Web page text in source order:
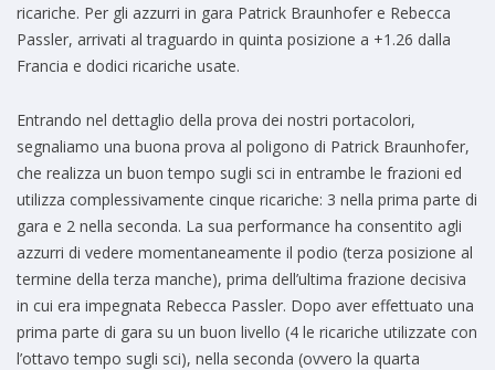
ricariche. Per gli azzurri in gara Patrick Braunhofer e Rebecca
Passler, arrivati al traguardo in quinta posizione a +1.26 dalla
Francia e dodici ricariche usate.
Entrando nel dettaglio della prova dei nostri portacolori,
segnaliamo una buona prova al poligono di Patrick Braunhofer,
che realizza un buon tempo sugli sci in entrambe le frazioni ed
utilizza complessivamente cinque ricariche: 3 nella prima parte di
gara e 2 nella seconda. La sua performance ha consentito agli
azzurri di vedere momentaneamente il podio (terza posizione al
termine della terza manche), prima dell’ultima frazione decisiva
in cui era impegnata Rebecca Passler. Dopo aver effettuato una
prima parte di gara su un buon livello (4 le ricariche utilizzate con
l’ottavo tempo sugli sci), nella seconda (ovvero la quarta